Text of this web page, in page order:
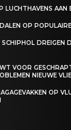
AAN
OP
SCHIPHOL DREIGEN
VOOR
NIEUWE
OP